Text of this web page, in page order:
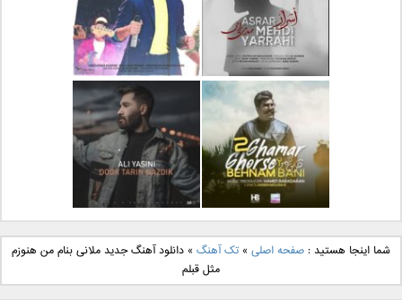
دانلود آهنگ جدید مهدی
یراحی بنام اسرار
دانلود آهنگ جدید فرزاد
فرزین بنام آتیش
دانلود آهنگ جدید بهنام
بانی بنام قرص قمر 2
دانلود آهنگ جدید علی
یاسینی بنام دورترین نزدیک
شما اینجا هستید :صفحه اصلی »تک آهنگ »دانلود آهنگ جدید ملانی بنام من هنوزم
مثل قبلم